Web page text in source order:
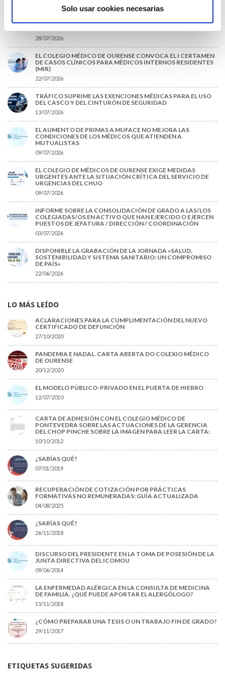
Solo usar cookies necesarias
REFORMA DE LAS MUTUALIDADES ALTERNATIVAS Y LA
28/07/2026
EL COLEGIO MÉDICO DE OURENSE CONVOCA EL I CERTAMEN
DE CASOS CLÍNICOS PARA MÉDICOS INTERNOS RESIDENTES
(MIR)
22/07/2026
TRÁFICO SUPRIME LAS EXENCIONES MÉDICAS PARA EL USO
DEL CASCO Y DEL CINTURÓN DE SEGURIDAD
13/07/2026
EL AUMENTO DE PRIMAS A MUFACE NO MEJORA LAS
CONDICIONES DE LOS MÉDICOS QUE ATIENDEN A
MUTUALISTAS
09/07/2026
EL COLEGIO DE MÉDICOS DE OURENSE EXIGE MEDIDAS
URGENTES ANTE LA SITUACIÓN CRÍTICA DEL SERVICIO DE
URGENCIAS DEL CHUO
09/07/2026
INFORME SOBRE LA CONSOLIDACIÓN DE GRADO A LAS/LOS
COLEGIADAS/OS EN ACTIVO QUE HAN EJERCIDO O EJERCEN
PUESTOS DE JEFATURA / DIRECCIÓN / COORDINACIÓN
03/07/2026
DISPONIBLE LA GRABACIÓN DE LA JORNADA «SALUD,
SOSTENIBILIDAD Y SISTEMA SANITARIO: UN COMPROMISO
DE PAÍS»
22/06/2026
LO MÁS LEÍDO
ACLARACIONES PARA LA CUMPLIMENTACIÓN DEL NUEVO
CERTIFICADO DE DEFUNCIÓN
27/10/2020
PANDEMIA E NADAL. CARTA ABERTA DO COLEXIO MÉDICO
DE OURENSE
20/12/2020
EL MODELO PÚBLICO-PRIVADO EN EL PUERTA DE HIERRO
12/07/2010
CARTA DE ADHESIÓN CON EL COLEGIO MÉDICO DE
PONTEVEDRA SOBRE LAS ACTUACIONES DE LA GERENCIA
DEL CHOP PINCHE SOBRE LA IMAGEN PARA LEER LA CARTA:
10/10/2012
¿SABÍAS QUÉ?
07/01/2019
RECUPERACIÓN DE COTIZACIÓN POR PRÁCTICAS
FORMATIVAS NO REMUNERADAS: GUÍA ACTUALIZADA
04/08/2025
¿SABÍAS QUÉ?
26/11/2018
DISCURSO DEL PRESIDENTE EN LA TOMA DE POSESIÓN DE LA
JUNTA DIRECTIVA DEL ICOMOU
09/06/2014
LA ENFERMEDAD ALÉRGICA EN LA CONSULTA DE MEDICINA
DE FAMILIA. ¿QUÉ PUEDE APORTAR EL ALERGÓLOGO?
15/11/2018
¿CÓMO PREPARAR UNA TESIS O UN TRABAJO FIN DE GRADO?
29/11/2017
ETIQUETAS SUGERIDAS